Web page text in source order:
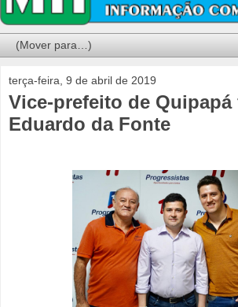
terça-feira, 9 de abril de 2019
Vice-prefeito de Quipapá
Eduardo da Fonte